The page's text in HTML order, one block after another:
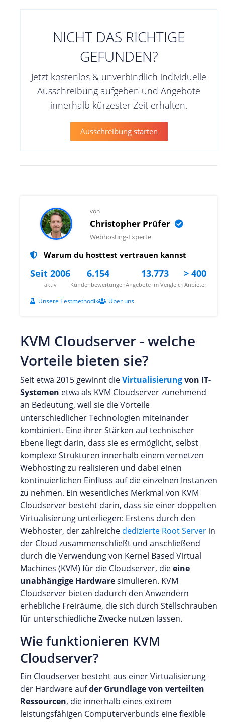
NICHT DAS RICHTIGE
GEFUNDEN?
Jetzt kostenlos & unverbindlich individuelle
Ausschreibung aufgeben und Angebote
innerhalb kürzester Zeit erhalten.
Ausschreibung starten
von
Christopher Prüfer
Webhosting-Experte
Warum du hosttest vertrauen kannst
Seit 2006
aktiv
6.154
Kundenbewertungen
13.773
Angebote im Vergleich
> 400
Anbieter
Unsere Testmethodik Über uns
KVM Cloudserver - welche
Vorteile bieten sie?
Seit etwa 2015 gewinnt dieVirtualisierungvon IT-
Systemen etwa als KVM Cloudserver zunehmend
an Bedeutung, weil sie die Vorteile
unterschiedlicher Technologien miteinander
kombiniert. Eine ihrer Stärken auf technischer
Ebene liegt darin, dass sie es ermöglicht, selbst
komplexe Strukturen innerhalb einem vernetzen
Webhosting zu realisieren und dabei einen
kontinuierlichen Einfluss auf die einzelnen Instanzen
zu nehmen. Ein wesentliches Merkmal von KVM
Cloudserver besteht darin, dass sie einer doppelten
Virtualisierung unterliegen: Erstens durch den
Webhoster, der zahlreiche dedizierte Root Server in
der Cloud zusammenschließt und anschließend
durch die Verwendung von Kernel Based Virtual
Machines (KVM) für die Cloudserver, dieeine
unabhängige Hardwaresimulieren. KVM
Cloudserver bieten dadurch den Anwendern
erhebliche Freiräume, die sich durch Stellschrauben
für unterschiedliche Zwecke nutzen lassen.
Wie funktionieren KVM
Cloudserver?
Ein Cloudserver besteht aus einer Virtualisierung
der Hardware aufder Grundlage von verteilten
Ressourcen, die innerhalb eines extrem
leistungsfähigen Computerverbunds eine flexible